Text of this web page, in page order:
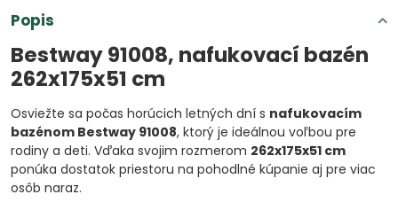
Popis
Bestway 91008, nafukovací bazén
262x175x51 cm
Osviežte sa počas horúcich letných dní s nafukovacím
bazénom Bestway 91008, ktorý je ideálnou voľbou pre
rodiny a deti. Vďaka svojim rozmerom 262x175x51 cm
ponúka dostatok priestoru na pohodlné kúpanie aj pre viac
osôb naraz.